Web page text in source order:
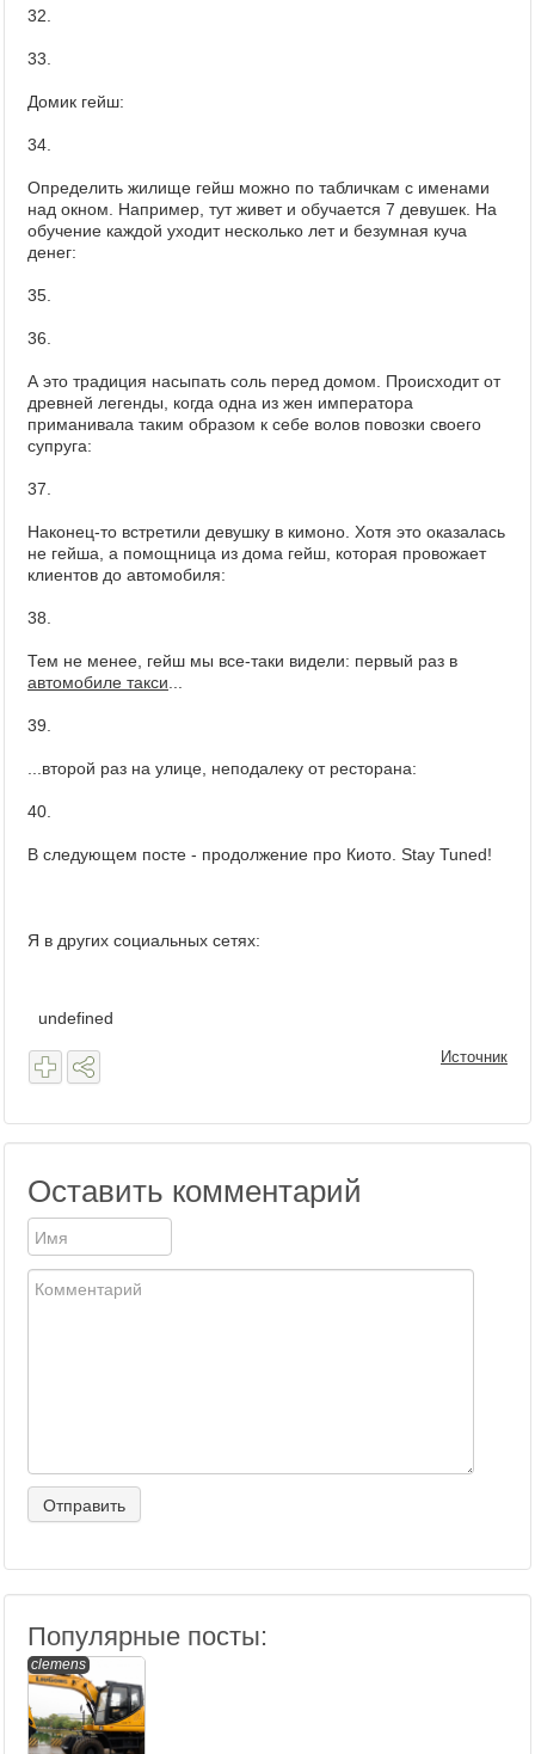
32.
33.
Домик гейш:
34.
Определить жилище гейш можно по табличкам с именами
над окном. Например, тут живет и обучается 7 девушек. На
обучение каждой уходит несколько лет и безумная куча
денег:
35.
36.
А это традиция насыпать соль перед домом. Происходит от
древней легенды, когда одна из жен императора
приманивала таким образом к себе волов повозки своего
супруга:
37.
Наконец-то встретили девушку в кимоно. Хотя это оказалась
не гейша, а помощница из дома гейш, которая провожает
клиентов до автомобиля:
38.
Тем не менее, гейш мы все-таки видели: первый раз в
автомобиле такси
39.
...второй раз на улице, неподалеку от ресторана:
40.
В следующем посте - продолжение про Киото. Stay Tuned!
Я в других социальных сетях:
undefined
Источник
Оставить комментарий
Популярные посты:
clemens